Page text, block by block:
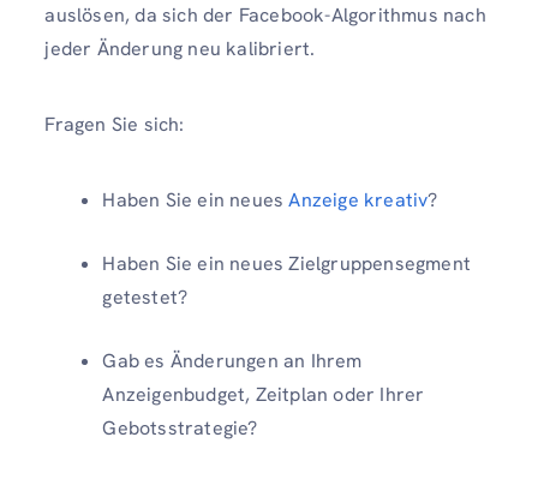
auslösen, da sich der Facebook-Algorithmus nach
jeder Änderung neu kalibriert.
Fragen Sie sich:
Haben Sie ein neuesAnzeige kreativ?
Haben Sie ein neues Zielgruppensegment
getestet?
Gab es Änderungen an Ihrem
Anzeigenbudget, Zeitplan oder Ihrer
Gebotsstrategie?